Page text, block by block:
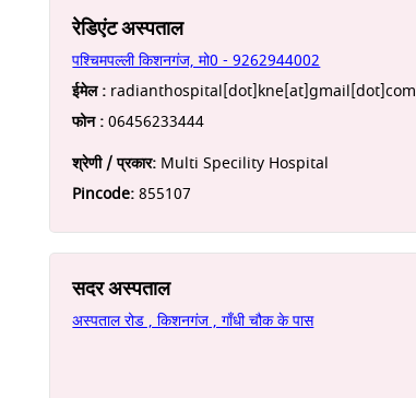
रेडिएंट अस्पताल
पश्चिमपल्ली किशनगंज, मो0 - 9262944002
ईमेल : radianthospital[dot]kne[at]gmail[dot]com
फोन :06456233444
श्रेणी / प्रकार: Multi Specility Hospital
Pincode:855107
सदर अस्पताल
अस्पताल रोड , किशनगंज , गाँधी चौक के पास